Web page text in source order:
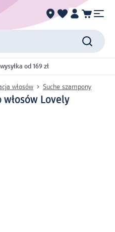
od 169 zł
włosów Suche szampony
Lovely